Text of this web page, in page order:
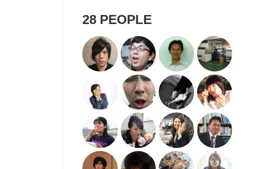
28 PEOPLE